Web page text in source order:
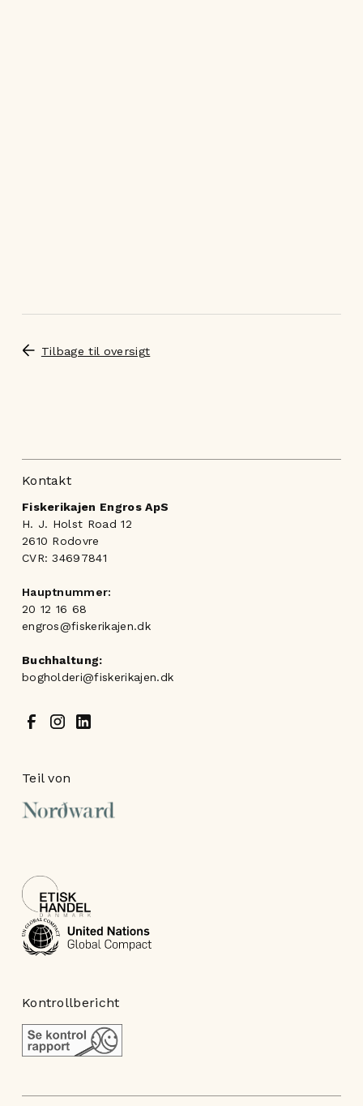
Tilbage til oversigt
Kontakt
Fiskerikajen Engros ApS
H. J. Holst Road 12
2610 Rodovre
CVR: 34697841
Hauptnummer:
20 12 16 68
engros@fiskerikajen.dk
Buchhaltung:
bogholderi@fiskerikajen.dk
Teil von
Kontrollbericht